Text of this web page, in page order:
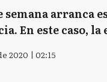
semana arranca
En este caso,
2020 | 02:15